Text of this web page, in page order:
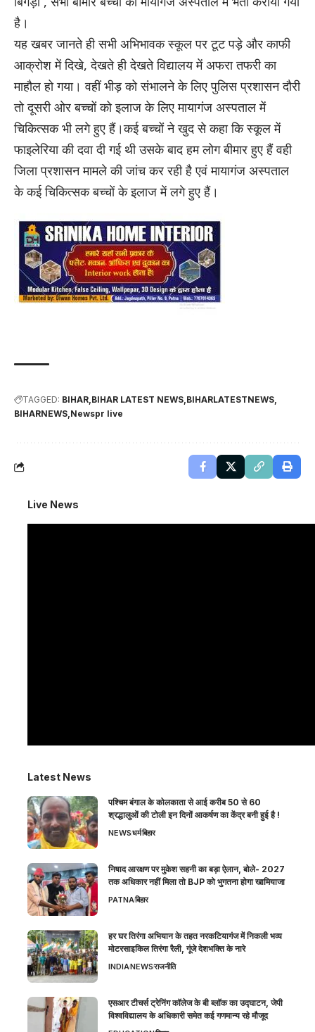
है।
यह खबर जानते ही सभी अभिभावक स्कूल पर टूट पड़े और काफी
आक्रोश में दिखे, देखते ही देखते विद्यालय में अफरा तफरी का
माहौल हो गया। वहीं भीड़ को संभालने के लिए पुलिस प्रशासन दौरी
तो दूसरी ओर बच्चों को इलाज के लिए मायागंज अस्पताल में
चिकित्सक भी लगे हुए हैं।कई बच्चों ने खुद से कहा कि स्कूल में
फाइलेरिया की दवा दी गई थी उसके बाद हम लोग बीमार हुए हैं वही
जिला प्रशासन मामले की जांच कर रही है एवं मायागंज अस्पताल
के कई चिकित्सक बच्चों के इलाज में लगे हुए हैं।
TAGGED: BIHAR BIHAR LATEST NEWS BIHARLATESTNEWS
BIHARNEWS Newspr live
Live News
Latest News
पश्चिम बंगाल के कोलकाता से आई करीब 50 से 60
श्रद्धालुओं की टोली इन दिनों आकर्षण का केंद्र बनी हुई है !
NEWSधर्मबिहार
निषाद आरक्षण पर मुकेश सहनी का बड़ा ऐलान, बोले- 2027
तक अधिकार नहीं मिला तो BJP को भुगतना होगा खामियाजा
PATNAबिहार
हर घर तिरंगा अभियान के तहत नरकटियागंज में निकली भव्य
मोटरसाइकिल तिरंगा रैली, गूंजे देशभक्ति के नारे
INDIANEWSराजनीति
एसआर टीचर्स ट्रेनिंग कॉलेज के बी ब्लॉक का उद्घाटन, जेपी
विश्वविद्यालय के अधिकारी समेत कई गणमान्य रहे मौजूद